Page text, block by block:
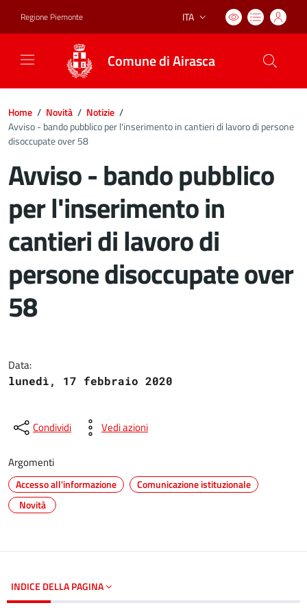
Regione Piemonte Lingua attiva:
ITA
Comune di Airasca
Home / Novità / Notizie /
Avviso - bando pubblico per l'inserimento in cantieri di lavoro di persone
disoccupate over 58
Avviso - bando pubblico
per l'inserimento in
cantieri di lavoro di
persone disoccupate over
58
Data:
lunedì, 17 febbraio 2020
Condividi Vedi azioni
Argomenti
Accesso all'informazione
Comunicazione istituzionale
Novità
INDICE DELLA PAGINA